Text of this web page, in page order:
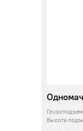
Высота